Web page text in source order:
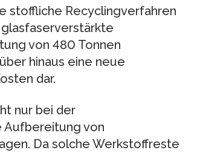
stoffliche Recyclingverfahren
von 480 Tonnen
hinaus eine neue
dar.
nur bei der
Aufbereitung von
Da solche Werkstoffreste